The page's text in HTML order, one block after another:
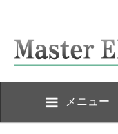
メニュー